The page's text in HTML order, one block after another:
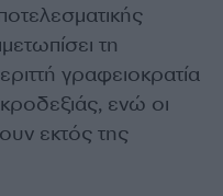
τη
γραφειοκρατία
ενώ οι
εκτός της